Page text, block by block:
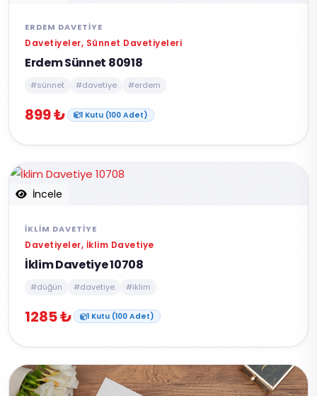
ERDEM DAVETIYE
Davetiyeler, Sünnet Davetiyeleri
Erdem Sünnet 80918
#sünnet #davetiye #erdem
899 ₺ 1 Kutu (100 Adet)
İncele
İKLIM DAVETIYE
Davetiyeler, İklim Davetiye
İklim Davetiye 10708
#düğün #davetiye #iklim
1285 ₺ 1 Kutu (100 Adet)